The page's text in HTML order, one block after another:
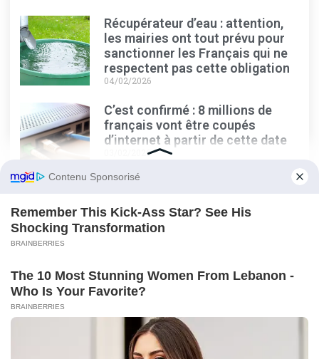
Récupérateur d’eau : attention,
les mairies ont tout prévu pour
sanctionner les Français qui ne
respectent pas cette obligation
04/02/2026
C’est confirmé : 8 millions de
français vont être coupés
d’internet à partir de cette date
03/02/2026
revend aujourd’hui à prix d’or
03/02/2026